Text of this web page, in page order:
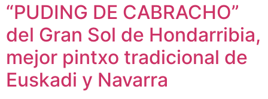
“PUDING DE CABRACHO”
del Gran Sol de Hondarribia,
mejor pintxo tradicional de
Euskadi y Navarra